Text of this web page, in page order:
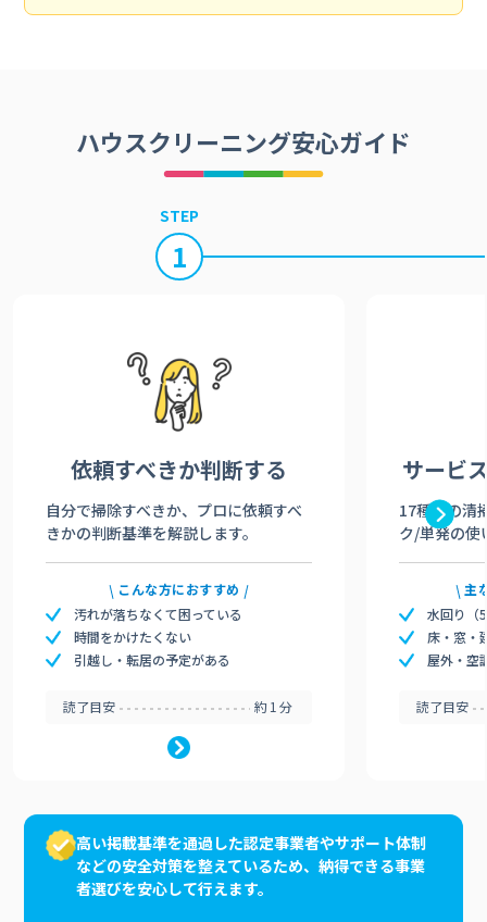
ハウスクリーニング安心ガイド
STEP
1
依頼すべきか判断する
自分で掃除すべきか、プロに依頼すべ
きかの判断基準を解説します。
こんな方におすすめ
汚れが落ちなくて困っている
時間をかけたくない
引越し・転居の予定がある
読了目安 約1分
サービ
17種類の清
ク/単発の使
主
水回り（
床・窓・
屋外・空
読了目安
高い掲載基準を通過した認定事業者やサポート体制
などの安全対策を整えているため、納得できる事業
者選びを安心して行えます。